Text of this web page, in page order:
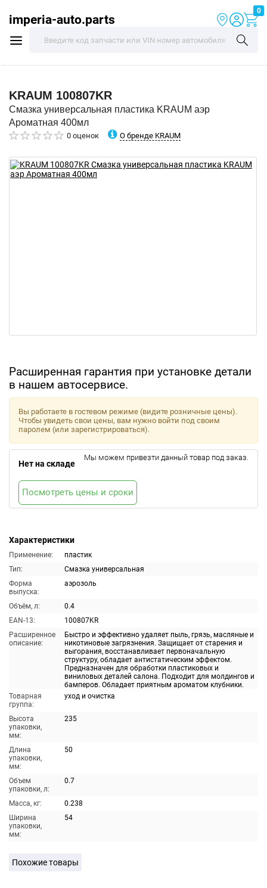
imperia-auto.parts
0
KRAUM 100807KR
Смазка универсальная пластика KRAUM аэр
Ароматная 400мл
0 оценок О бренде KRAUM
Расширенная гарантия при установке детали
в нашем автосервисе.
Характеристики
Применение:
пластик
Тип:
Смазка универсальная
Форма
выпуска:
аэрозоль
Объём, л:
0.4
EAN-13:
100807KR
Расширенное
описание:
Быстро и эффективно удаляет пыль, грязь, масляные и
никотиновые загрязнения. Защищает от старения и
выгорания, восстанавливает первоначальную
структуру, обладает антистатическим эффектом.
Предназначен для обработки пластиковых и
виниловых деталей салона. Подходит для молдингов и
бамперов. Обладает приятным ароматом клубники.
Товарная
группа:
уход и очистка
Высота
упаковки,
мм:
235
Длина
упаковки,
мм:
50
Объем
упаковки, л:
0.7
Масса, кг:
0.238
Ширина
упаковки,
мм:
54
Вы работаете в гостевом режиме (видите розничные цены).
Чтобы увидеть свои цены, вам нужно войти под своим
паролем (или зарегистрироваться).
Нет на складе
Мы можем привезти данный товар под заказ.
Посмотреть цены и сроки
Похожие товары